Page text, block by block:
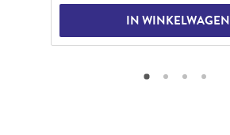
IN WINKELWAGEN